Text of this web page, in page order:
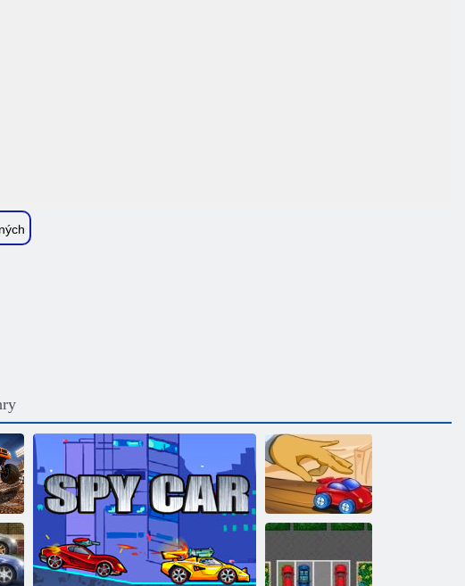
Stolné preteky 2